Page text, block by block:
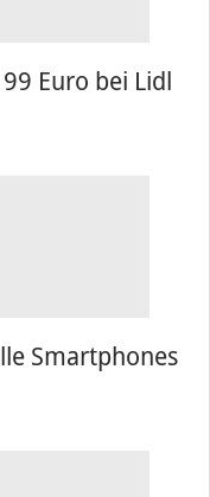
Euro bei Lidl
Smartphones